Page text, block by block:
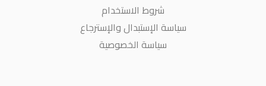
شروط الاستخدام
سياسة الإستبدال والإسترجاع
سياسة الخصوصية